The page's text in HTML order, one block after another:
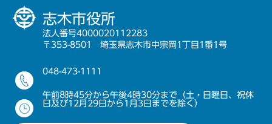
志木市役所
法人番号4000020112283
〒353-8501 埼玉県志木市中宗岡1丁目1番1号
048-473-1111
午前8時45分から午後4時30分まで（土・日曜日、祝休
日及び12月29日から1月3日までを除く）